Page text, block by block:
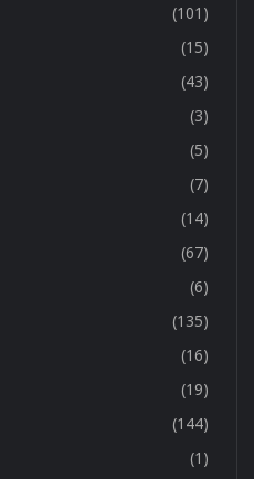
(101)
(15)
(43)
(3)
(5)
(7)
(14)
(67)
(6)
(135)
(16)
(19)
(144)
(1)